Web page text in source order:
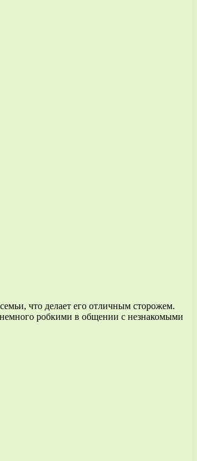
что делает его отличным сторожем.
робкими в общении с незнакомыми